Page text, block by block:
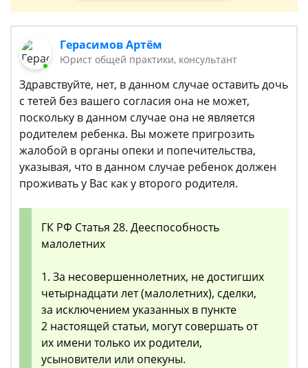
Герасимов Артём
Юрист общей практики, консультант
Здравствуйте, нет, в данном случае оставить дочь
с тетей без вашего согласия она не может,
поскольку в данном случае она не является
родителем ребенка. Вы можете пригрозить
жалобой в органы опеки и попечительства,
указывая, что в данном случае ребенок должен
проживать у Вас как у второго родителя.
ГК РФ Статья 28. Дееспособность
малолетних
1. За несовершеннолетних, не достигших
четырнадцати лет (малолетних), сделки,
за исключением указанных в пункте
2 настоящей статьи, могут совершать от
их имени только их родители,
усыновители или опекуны.